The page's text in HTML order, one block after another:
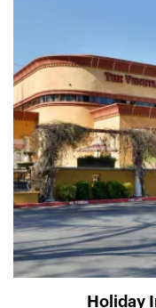
Holiday